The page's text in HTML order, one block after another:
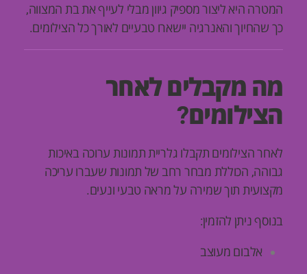
המטרה היא ליצור מספיק גיוון מבלי לעייף את בת המצווה,
כך שהחיוך והאנרגיה יישארו טבעיים לאורך כל הצילומים.
מה מקבלים לאחר
הצילומים?
לאחר הצילומים תקבלו גלריית תמונות ערוכה באיכות
גבוהה, הכוללת מבחר רחב של תמונות שעברו עריכה
מקצועית תוך שמירה על מראה טבעי ונעים.
בנוסף ניתן להזמין:
אלבום מעוצב